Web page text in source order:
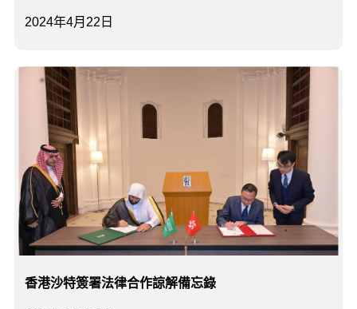
2024年4月22日
香港沙特簽署法律合作諒解備忘錄